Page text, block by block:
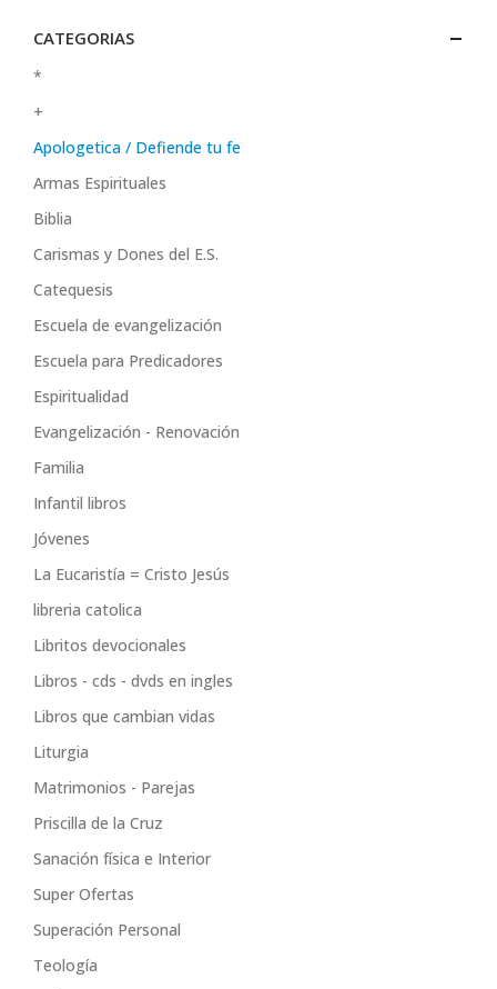
CATEGORIAS
*
+
Apologetica / Defiende tu fe
Armas Espirituales
Biblia
Carismas y Dones del E.S.
Catequesis
Escuela de evangelización
Escuela para Predicadores
Espiritualidad
Evangelización - Renovación
Familia
Infantil libros
Jóvenes
La Eucaristía = Cristo Jesús
libreria catolica
Libritos devocionales
Libros - cds - dvds en ingles
Libros que cambian vidas
Liturgia
Matrimonios - Parejas
Priscilla de la Cruz
Sanación física e Interior
Super Ofertas
Superación Personal
Teología